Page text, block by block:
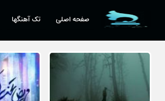
صفحه اصلی تک آهنگها